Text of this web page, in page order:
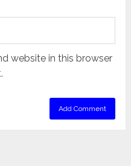
website in this browser